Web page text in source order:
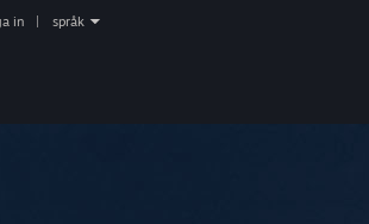
in språk